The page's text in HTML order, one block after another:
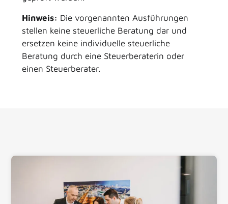
Hinweis: Die vorgenannten Ausführungen
stellen keine steuerliche Beratung dar und
ersetzen keine individuelle steuerliche
Beratung durch eine Steuerberaterin oder
einen Steuerberater.